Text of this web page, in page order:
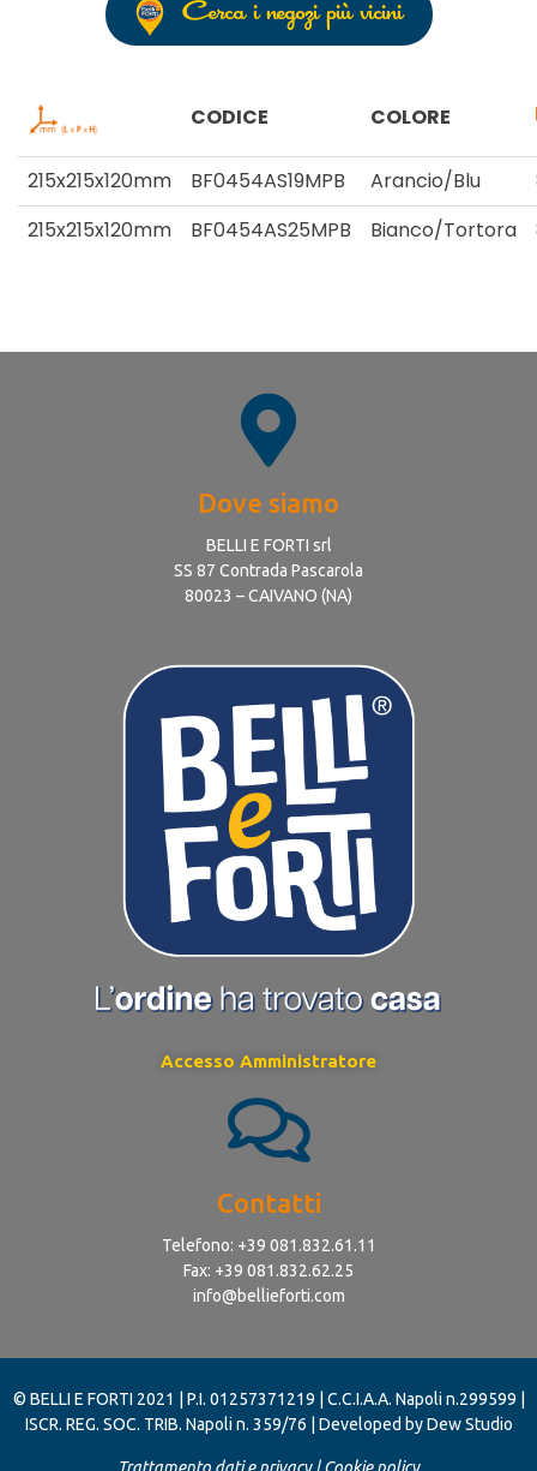
Cerca i negozi più vicini
CODICE COLORE
215x215x120mm BF0454AS19MPB Arancio/Blu
215x215x120mm
BF0454AS25MPB Bianco/Tortora
Dove siamo
BELLI E FORTI srl
SS 87 Contrada Pascarola
80023 – CAIVANO (NA)
Accesso Amministratore
Contatti
Telefono: +39 081.832.61.11
Fax: +39 081.832.62.25
info@bellieforti.com
© BELLI E FORTI 2021 | P.I. 01257371219 | C.C.I.A.A. Napoli n.299599 |
ISCR. REG. SOC. TRIB. Napoli n. 359/76 | Developed byDew Studio
Trattamento dati e privacy|Cookie policy